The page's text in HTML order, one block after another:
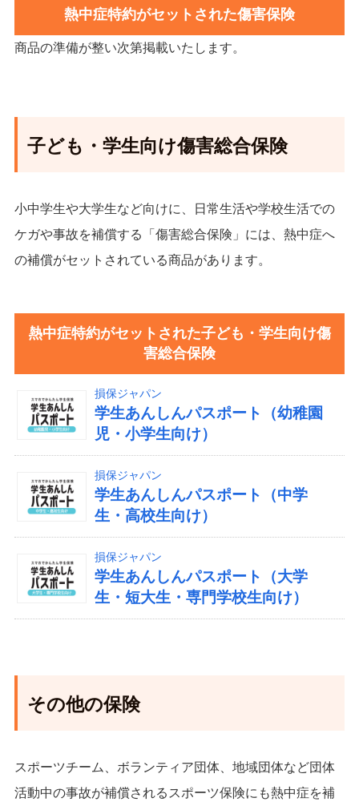
熱中症特約がセットされた傷害保険
商品の準備が整い次第掲載いたします。
子ども・学生向け傷害総合保険
小中学生や大学生など向けに、日常生活や学校生活での
ケガや事故を補償する「傷害総合保険」には、熱中症へ
の補償がセットされている商品があります。
熱中症特約がセットされた子ども・学生向け傷
害総合保険
損保ジャパン
学生あんしんパスポート（幼稚園
児・小学生向け）
損保ジャパン
学生あんしんパスポート（中学
生・高校生向け）
損保ジャパン
学生あんしんパスポート（大学
生・短大生・専門学校生向け）
その他の保険
スポーツチーム、ボランティア団体、地域団体など団体
活動中の事故が補償されるスポーツ保険にも熱中症を補